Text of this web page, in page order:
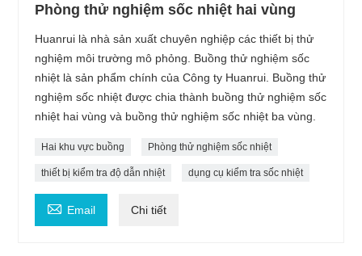
Phòng thử nghiệm sốc nhiệt hai vùng
Huanrui là nhà sản xuất chuyên nghiệp các thiết bị thử
nghiệm môi trường mô phỏng. Buồng thử nghiệm sốc
nhiệt là sản phẩm chính của Công ty Huanrui. Buồng thử
nghiệm sốc nhiệt được chia thành buồng thử nghiệm sốc
nhiệt hai vùng và buồng thử nghiệm sốc nhiệt ba vùng.
Hai khu vực buồng Phòng thử nghiệm sốc nhiệt
thiết bị kiểm tra độ dẫn nhiệt dụng cụ kiểm tra sốc nhiệt
 Email Chi tiết